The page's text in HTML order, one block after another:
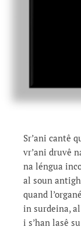
Sr’ani cantê
vr’ani druvê
na léngua
al soun antigh
quand
in surdeina, al
i s’han lasê